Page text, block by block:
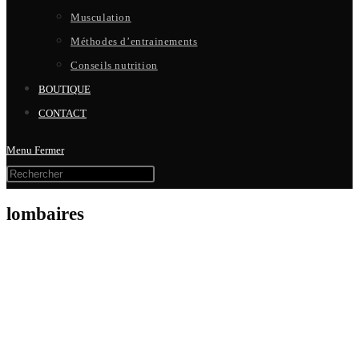
Musculation
Méthodes d’entrainements
Conseils nutrition
BOUTIQUE
CONTACT
Menu Fermer
lombaires